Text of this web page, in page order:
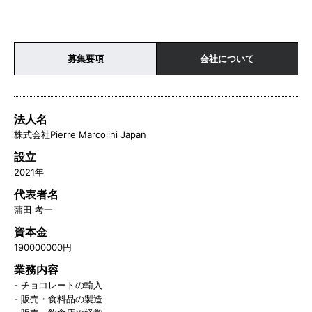
募集要項 会社について
法人名
株式会社Pierre Marcolini Japan
設立
2021年
代表者名
蒲田 考一
資本金
190000000円
業務内容
- チョコレートの輸入
- 販売・食料品の製造